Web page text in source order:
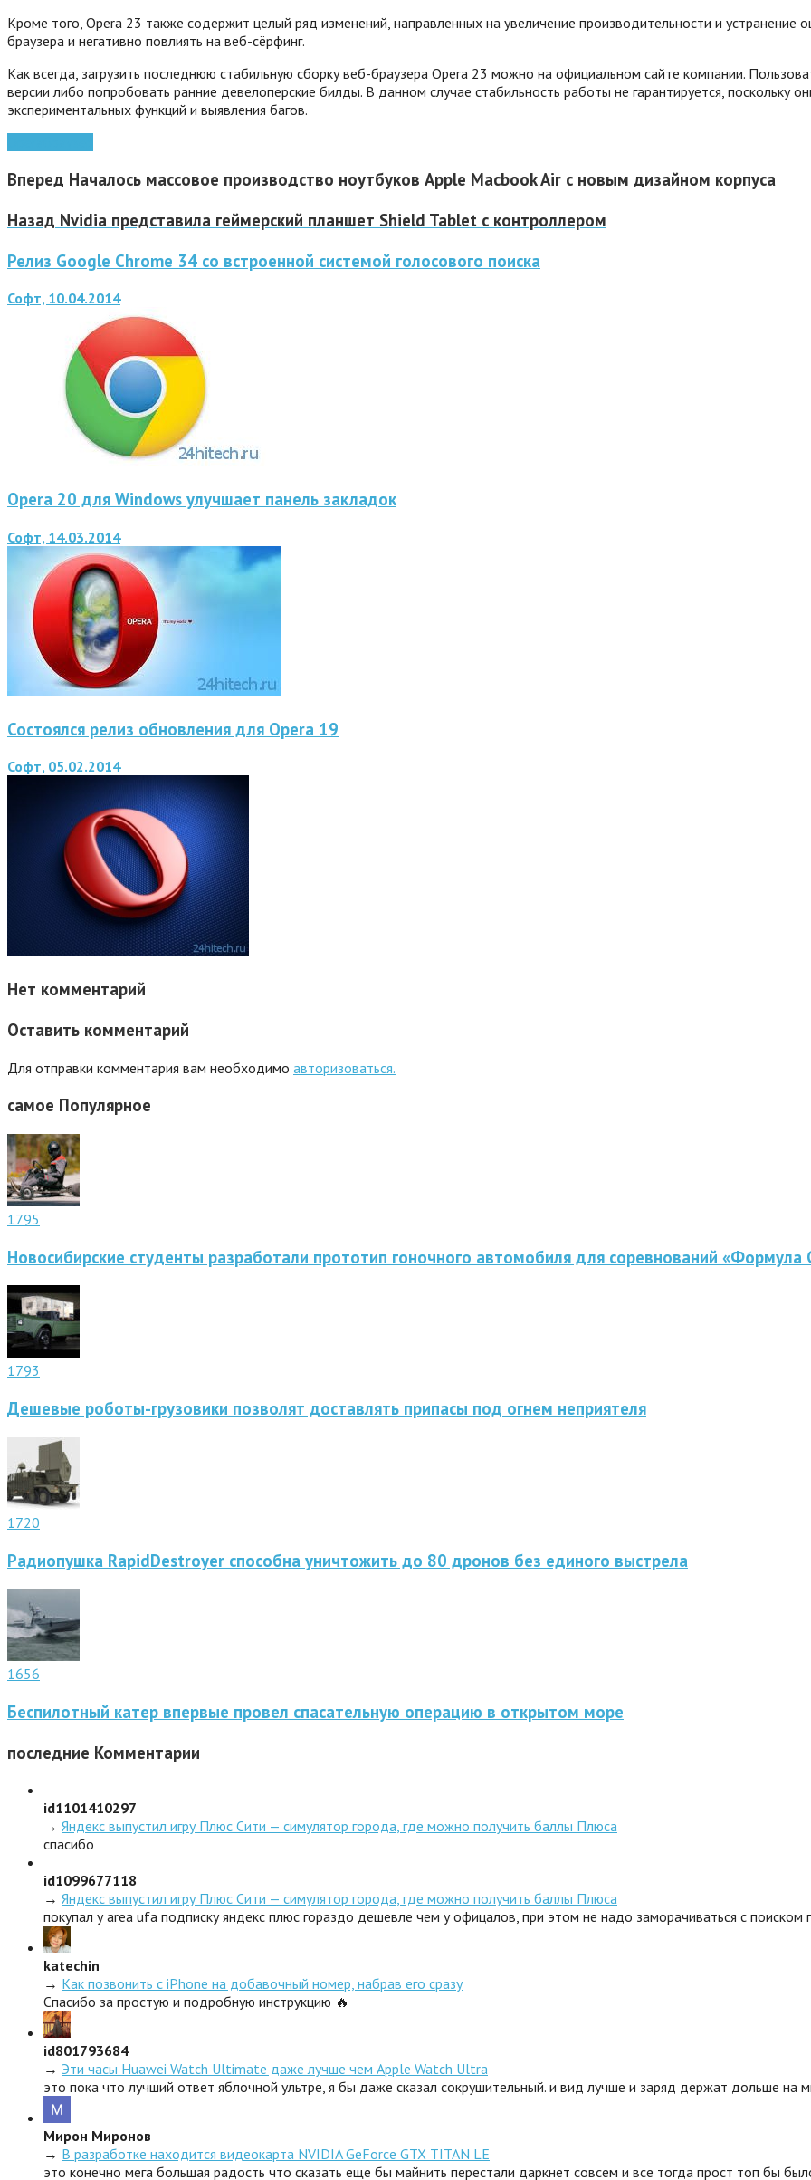
Кроме того, Opera 23 также содержит целый ряд изменений, направленных на увеличение производительности и
браузера и негативно повлиять на веб-сёрфинг.
Как всегда, загрузить последнюю стабильную сборку веб-браузера Opera 23 можно на официальном сайте компании.
версии либо попробовать ранние девелоперские билды. В данном случае стабильность работы не гарантируется, поскольку
экспериментальных функций и выявления багов.
Вперед Началось массовое производство ноутбуков Apple Macbook Air с новым дизайном корпуса
Назад Nvidia представила геймерский планшет Shield Tablet с контроллером
Релиз Google Chrome 34 со встроенной системой голосового поиска
Софт, 10.04.2014
Opera 20 для Windows улучшает панель закладок
Софт, 14.03.2014
Состоялся релиз обновления для Opera 19
Софт, 05.02.2014
Нет комментарий
Оставить комментарий
Для отправки комментария вам необходимо авторизоваться.
самое Популярное
1795
Новосибирские студенты разработали прототип гоночного автомобиля для соревнований «Формула
1793
Дешевые роботы-грузовики позволят доставлять припасы под огнем неприятеля
1720
Радиопушка RapidDestroyer способна уничтожить до 80 дронов без единого выстрела
1656
Беспилотный катер впервые провел спасательную операцию в открытом море
последние Комментарии
id1101410297
→ Яндекс выпустил игру Плюс Сити — симулятор города, где можно получить баллы Плюса
спасибо
id1099677118
→ Яндекс выпустил игру Плюс Сити — симулятор города, где можно получить баллы Плюса
покупал у area ufa подписку яндекс плюс гораздо дешевле чем у офицалов, при этом не надо заморачиваться с поиском
katechin
→ Как позвонить с iPhone на добавочный номер, набрав его сразу
Спасибо за простую и подробную инструкцию 🔥
id801793684
→ Эти часы Huawei Watch Ultimate даже лучше чем Apple Watch Ultra
это пока что лучший ответ яблочной ультре, я бы даже сказал сокрушительный. и вид лучше и заряд держат дольше на
Мирон Миронов
→ В разработке находится видеокарта NVIDIA GeForce GTX TITAN LE
это конечно мега большая радость что сказать еще бы майнить перестали даркнет совсем и все тогда прост топ бы